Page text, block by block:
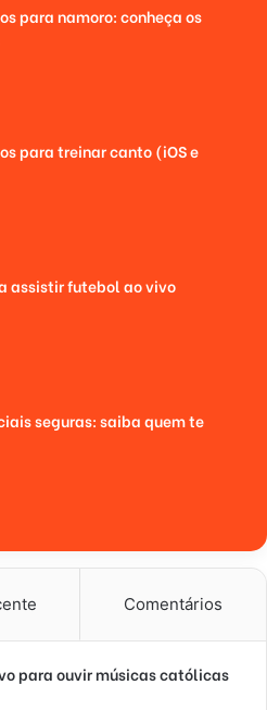
para namoro: conheça os
para treinar canto (iOS e
assistir futebol ao vivo
seguras: saiba quem te
Comentários
para ouvir músicas católicas